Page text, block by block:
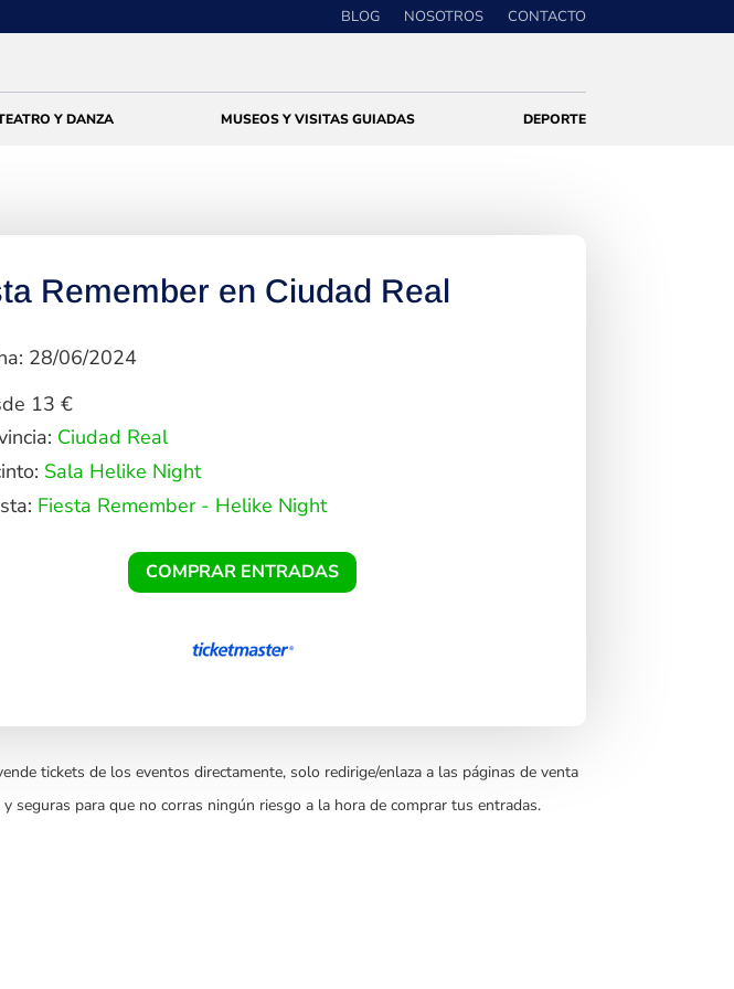
BLOG NOSOTROS CONTACTO
Y DANZA MUSEOS Y VISITAS GUIADAS DEPORTE
Remember en Ciudad Real
: 28/06/2024
13 €
Ciudad Real
Sala Helike Night
Fiesta Remember - Helike Night
COMPRAR ENTRADAS
tickets de los eventos directamente, solo redirige/enlaza a las páginas de venta
y seguras para que no corras ningún riesgo a la hora de comprar tus entradas.